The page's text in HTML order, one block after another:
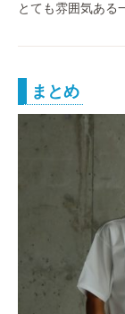
とても雰囲気ある
まとめ